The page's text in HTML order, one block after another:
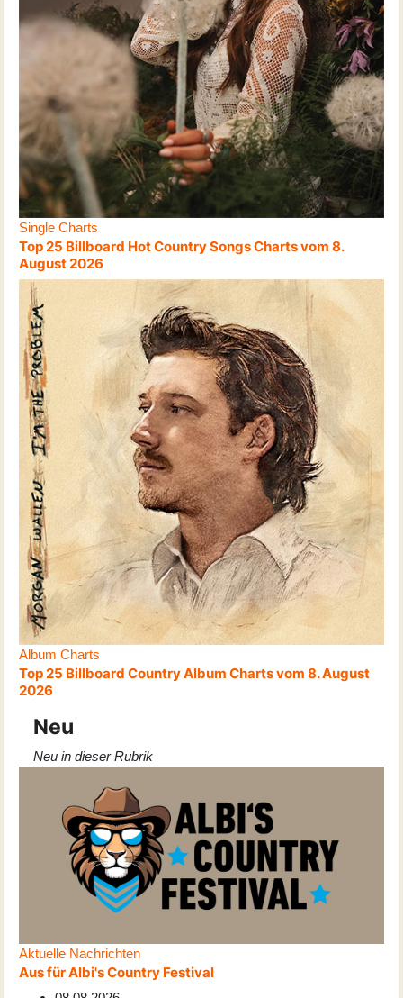
Single Charts
Top 25 Billboard Hot Country Songs Charts vom 8.
August 2026
Album Charts
Top 25 Billboard Country Album Charts vom 8. August
2026
Neu
Neu in dieser Rubrik
Aktuelle Nachrichten
Aus für Albi's Country Festival